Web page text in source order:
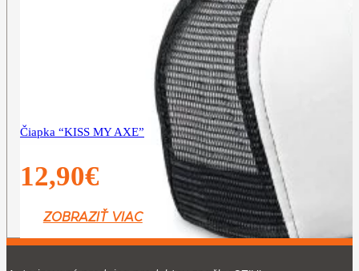
Čiapka “KISS MY AXE”
12,90€
ZOBRAZIŤ VIAC